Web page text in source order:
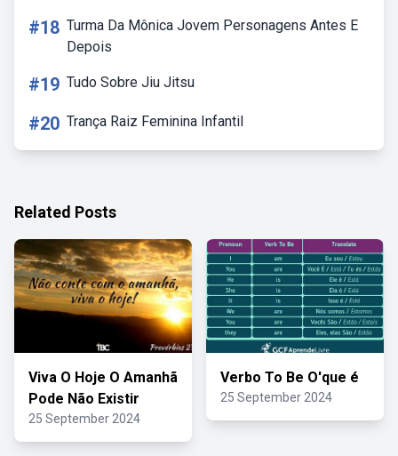
#18 Turma Da Mônica Jovem Personagens Antes E
Depois
#19 Tudo Sobre Jiu Jitsu
#20 Trança Raiz Feminina Infantil
Related Posts
Viva O Hoje O Amanhã
Pode Não Existir
25 September 2024
Verbo To Be O'que é
25 September 2024